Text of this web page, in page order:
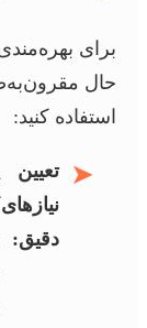
برای
حال
استفاده کنید:
➤
تعیین
نیازهای
دقیق: